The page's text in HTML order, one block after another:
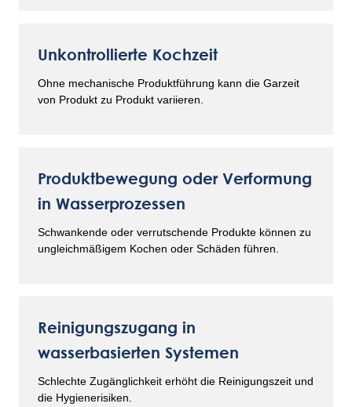
Unkontrollierte Kochzeit
Ohne mechanische Produktführung kann die Garzeit
von Produkt zu Produkt variieren.
Produktbewegung oder Verformung
in Wasserprozessen
Schwankende oder verrutschende Produkte können zu
ungleichmäßigem Kochen oder Schäden führen.
Reinigungszugang in
wasserbasierten Systemen
Schlechte Zugänglichkeit erhöht die Reinigungszeit und
die Hygienerisiken.